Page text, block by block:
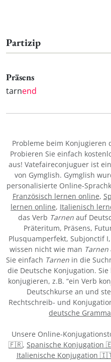
Partizip
Präsens
tarnend
Probleme beim Konjugieren
Probieren Sie einfach
aus! Vatefaireconjuguer ist
von Gymglish. Gymglish
personalisierte Online-
Französisch lernen online,
lernen online, Italienisch
das Verb Tarnenauf
Präteritum, Präsens,
Plusquamperfekt, Subjonctif
wissen nicht wie man Tarnen
Sie einfach Tarnen in die
die Deutsche Konjugation.
konjugieren, z.B. “ein Verb
Deutschkurse an und
Rechtschreib- und
deutsche
Unsere Online-
🇫🇷, Spanische Konjugation
Italienische Konjugation